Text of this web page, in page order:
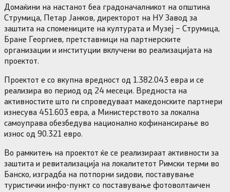
Домаќини на настанот беа градоначалникот на општина
Струмица, Петар Јанков, директорот на НУ Завод за
заштита на спомениците на културата и Музеј – Струмица,
Бране Георгиев, претставници на партнерските
организации и институции вклучени во реализацијата на
проектот.
Проектот е со вкупна вредност од 1.382.043 евра и се
реализира во период од 24 месеци. Вредноста на
активностите што ги спроведуваат македонските партнери
изнесува 451.603 евра, а Министерството за локална
самоуправа обезбедува национално кофинансирање во
износ од 90.321 евро.
Во рамкитењ на проектот ќе се реализираат активности за
заштита и ревитализација на локалитетот Римски терми во
Банско, изградба на потпорни ѕидови, поставување
туристички инфо-пункт со поставување фотоволтаичен